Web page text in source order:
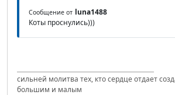
Сообщение от luna1488
Коты проснулись)))
сильней молитва тех, кто сердце отдает
большим и малым